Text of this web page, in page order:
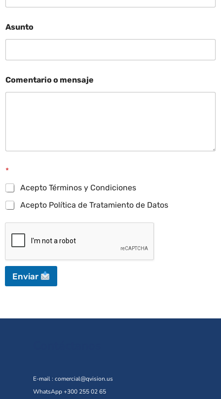
Asunto
Comentario o mensaje
*
Acepto Términos y Condiciones
Acepto Política de Tratamiento de Datos
Enviar
E-mail : comercial@qvision.us
WhatsApp +300 255 02 65